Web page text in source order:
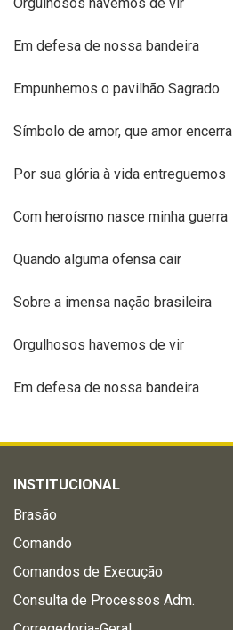
Em defesa de nossa bandeira
Empunhemos o pavilhão Sagrado
Símbolo de amor, que amor encerra
Por sua glória à vida entreguemos
Com heroísmo nasce minha guerra
Quando alguma ofensa cair
Sobre a imensa nação brasileira
Orgulhosos havemos de vir
Em defesa de nossa bandeira
INSTITUCIONAL
Brasão
Comando
Comandos de Execução
Consulta de Processos Adm.